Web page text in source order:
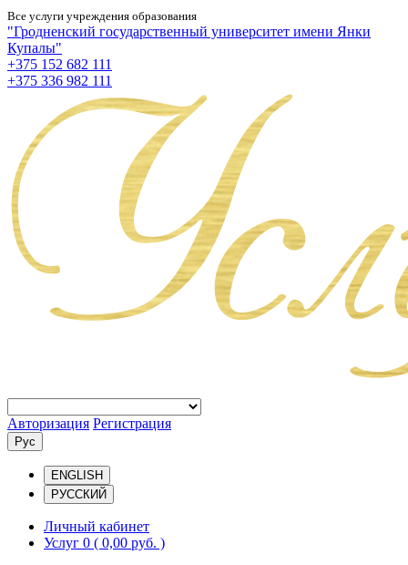
Все услуги учреждения образования
"Гродненский государственный университет имени Янки
Купалы"
+375 152 682 111
+375 336 982 111
Авторизация Регистрация
Рус
ENGLISH
РУССКИЙ
Личный кабинет
Услуг 0 ( 0,00 руб. )